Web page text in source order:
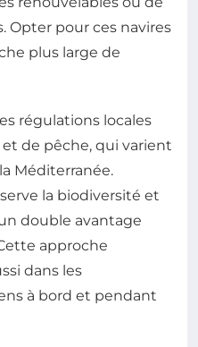
Opter pour ces navires
plus large de
régulations locales
de pêche, qui varient
Méditerranée.
la biodiversité et
double avantage
approche
dans les
à bord et pendant